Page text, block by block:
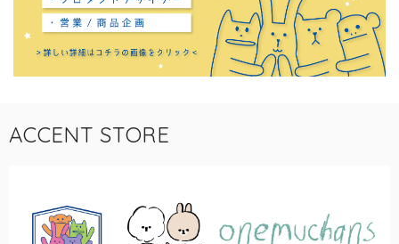
ACCENT STORE